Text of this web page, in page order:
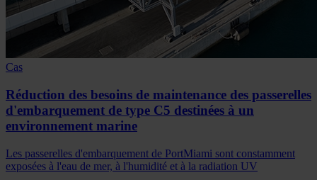
Cas
Réduction des besoins de maintenance des passerelles
d'embarquement de type C5 destinées à un
environnement marine
Les passerelles d'embarquement de PortMiami sont constamment
exposées à l'eau de mer, à l'humidité et à la radiation UV